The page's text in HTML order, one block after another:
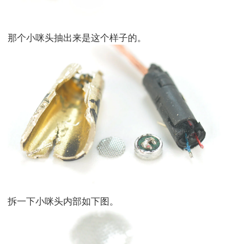
那个小咪头抽出来是这个样子的。
拆一下小咪头内部如下图。